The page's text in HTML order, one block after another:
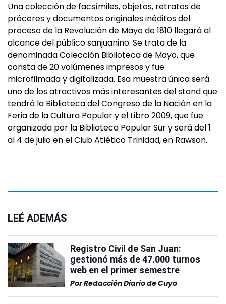
Una colección de facsímiles, objetos, retratos de
próceres y documentos originales inéditos del
proceso de la Revolución de Mayo de 1810 llegará al
alcance del público sanjuanino. Se trata de la
denominada Colección Biblioteca de Mayo, que
consta de 20 volúmenes impresos y fue
microfilmada y digitalizada. Esa muestra única será
uno de los atractivos más interesantes del stand que
tendrá la Biblioteca del Congreso de la Nación en la
Feria de la Cultura Popular y el Libro 2009, que fue
organizada por la Biblioteca Popular Sur y será del 1
al 4 de julio en el Club Atlético Trinidad, en Rawson.
LEÉ ADEMÁS
Registro Civil de San Juan:
gestionó más de 47.000 turnos
web en el primer semestre
PorRedacción Diario de Cuyo